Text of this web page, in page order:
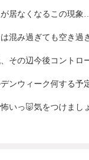
居なくなるこの現象
混み過ぎても空き過
その辺今後コントロ
ンウィーク何する予
いっ🐷気をつけまし